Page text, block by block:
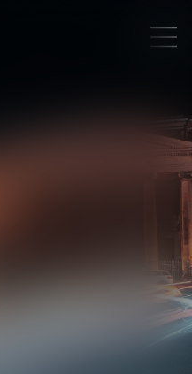
GANEM